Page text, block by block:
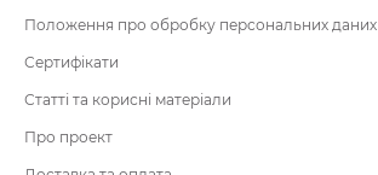
Положення про обробку персональних даних
Сертифікати
Статті та корисні матеріали
Про проект